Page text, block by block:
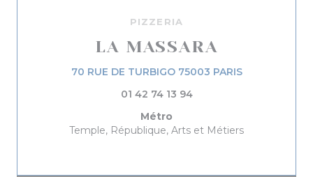
PIZZERIA
LA MASSARA
70 RUE DE TURBIGO 75003 PARIS((ouvre une
01 42 74 13 94
Métro
Temple, République, Arts et Métiers